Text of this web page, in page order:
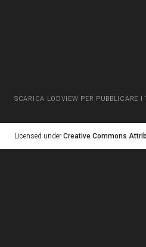
SCARICA LODVIEW PER PUBBLICARE I
Licensed under Creative Commons